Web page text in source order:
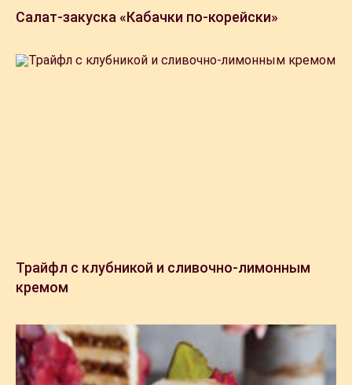
Салат-закуска «Кабачки по-корейски»
Трайфл с клубникой и сливочно-лимонным
кремом